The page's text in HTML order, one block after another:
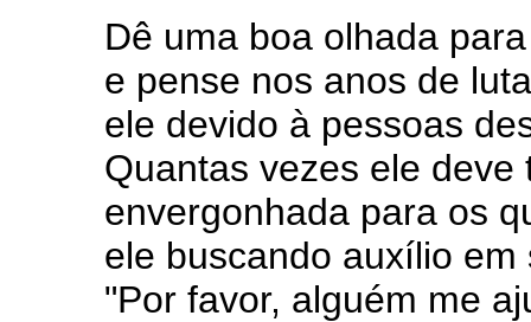
Dê uma boa olhada
e pense nos anos de
ele devido à pessoas
Quantas vezes ele
envergonhada para os
ele buscando auxílio
"Por favor, alguém me